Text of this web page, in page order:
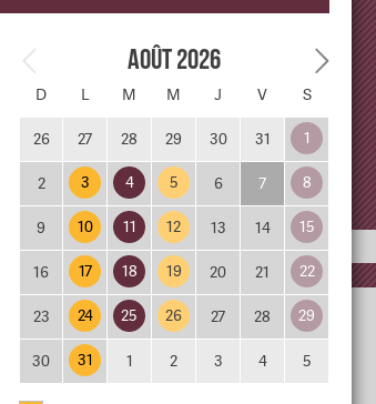
Août 2026
D L M M J V S
26 27 28 29 30 31 1
2 3 4 5 6 7 8
9 10 11 12 13 14 15
16 17 18 19 20 21 22
23 24 25 26 27 28 29
30 31 1 2 3 4 5